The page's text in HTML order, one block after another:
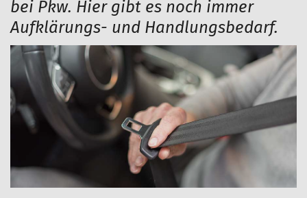
bei Pkw. Hier gibt es noch immer
Aufklärungs- und Handlungsbedarf.